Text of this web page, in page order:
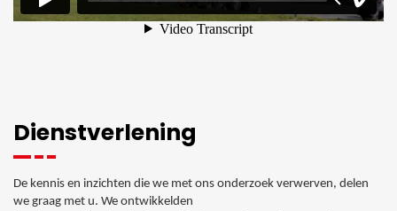
Dienstverlening
De kennis en inzichten die we met ons onderzoek verwerven, delen
we graag met u. We ontwikkelden